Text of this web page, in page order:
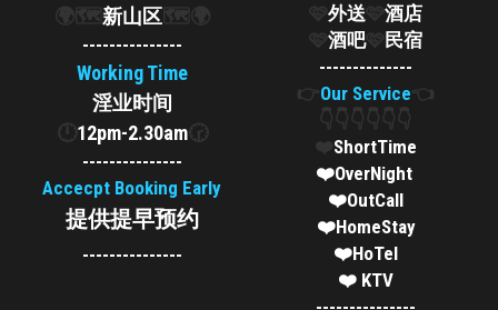
JB CIQ 2
JB Town Center
JB Town 1
JB Town 3
🌍🗺️ 新山区🗺️🌍
---------------
Working Time
淫业时间
12pm-2.30am🕝
---------------
Accecpt Booking Early
提供提早预约
---------------
🩷外送 🩷酒店
🩷酒吧🩷 民宿
--------------
👉Our Service👈
👇👇👇👇👇👇
ShortTime
❤️OverNight
❤️OutCall
❤️HomeStay
❤️HoTel
❤️ KTV